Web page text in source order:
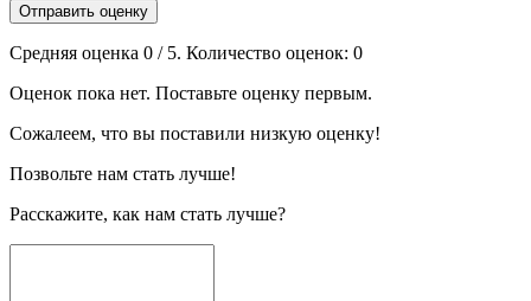
Отправить оценку
Средняя оценка 0 / 5. Количество оценок: 0
Оценок пока нет. Поставьте оценку первым.
Сожалеем, что вы поставили низкую оценку!
Позвольте нам стать лучше!
Расскажите, как нам стать лучше?